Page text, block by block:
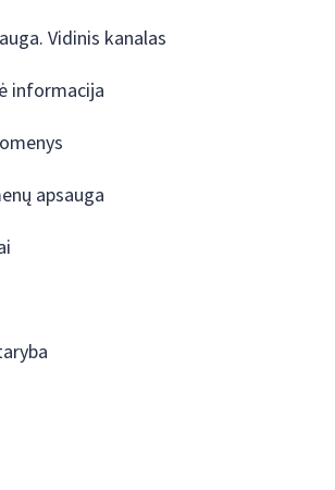
Vidinis kanalas
informacija
apsauga